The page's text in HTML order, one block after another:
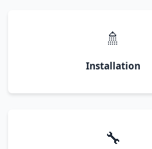
🚿
Installation
🔧